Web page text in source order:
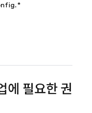
에 필요한 권